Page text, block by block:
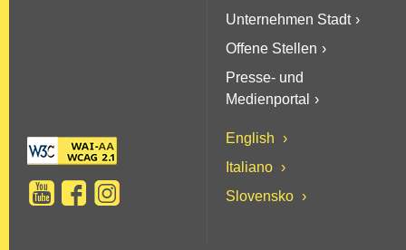
Unternehmen Stadt
Offene Stellen
Presse- und
Medienportal
English
Italiano
Slovensko